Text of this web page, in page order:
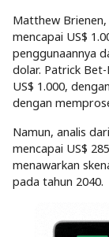
Matthew
mencapai US$
penggunaannya
dolar. Patrick
US$ 1.000,
dengan
Namun, analis
mencapai US$
menawarkan
pada tahun 2040.